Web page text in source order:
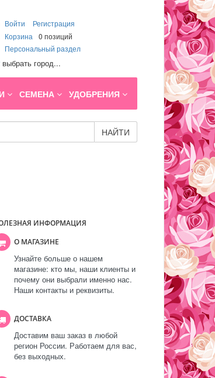
Войти
Регистрация
Корзина
0 позиций
Персональный раздел
выбрать город...
СЕМЕНА УДОБРЕНИЯ
НАЙТИ
ИНФОРМАЦИЯ
О МАГАЗИНЕ
Узнайте больше о нашем
магазине: кто мы, наши клиенты и
почему они выбрали именно нас.
Наши контакты и реквизиты.
ДОСТАВКА
Доставим ваш заказ в любой
регион России. Работаем для вас,
без выходных.